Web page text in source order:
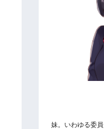
妹。いわゆる委